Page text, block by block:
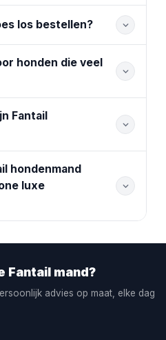
los bestellen?
honden die veel
Fantail
hondenmand
luxe
Fantail mand?
advies op maat, elke dag